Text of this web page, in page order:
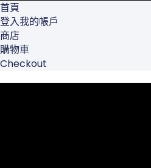
首頁
登入我的帳戶
商店
購物車
Checkout